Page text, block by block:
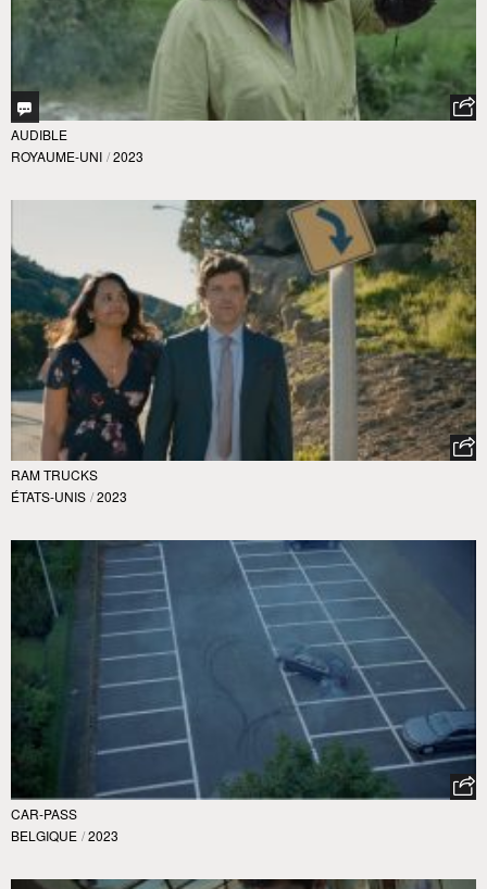
AUDIBLE
ROYAUME-UNI / 2023
RAM TRUCKS
ÉTATS-UNIS / 2023
CAR-PASS
BELGIQUE / 2023